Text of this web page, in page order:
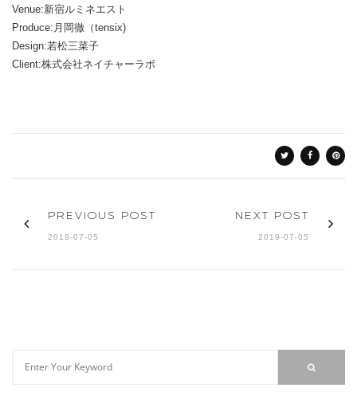
Venue:新宿ルミネエスト
Produce:月岡徹（tensix)
Design:若松三菜子
Client:株式会社ネイチャーラボ
PREVIOUS POST
2019-07-05
NEXT POST
2019-07-05